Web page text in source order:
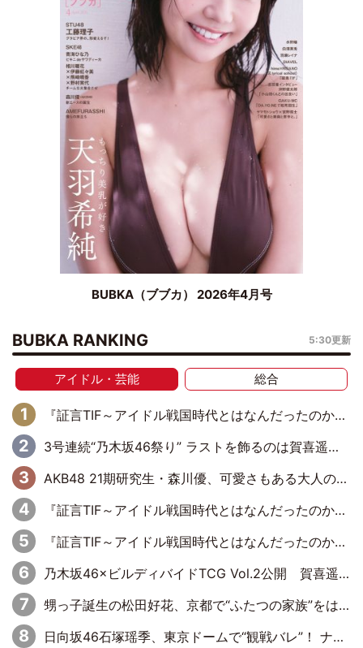
BUBKA（ブブカ） 2026年4月号
BUBKA RANKING 5:30更新
アイドル・芸能 総合
『証言TIF～アイドル戦国時代とはなんだったのか～』第6回：でんぱ組.inc・古川未鈴×相沢梨紗「『ハロプロやりたかったな』って言ったら、夢眠ねむさんに『てめえはでんぱ組．incなんだよ！』って肩パンされて(笑)」
3号連続“乃木坂46祭り” ラストを飾るのは賀喜遥香…5年ぶりの登場に「5年分大人になった私を見ていただけたら」
AKB48 21期研究生・森川優、可愛さもある大人の女性に
『証言TIF～アイドル戦国時代とはなんだったのか～』第11回：私立恵比寿中学・真山りか×安本彩花「TIFで10年ぶりのキョンシーメイクをしたら、場を完全に引かせてしまって。時代が変わったんだなって」
『証言TIF～アイドル戦国時代とはなんだったのか～』第10回：さくら学院・武藤彩未×飯田らうら「正直、中3で辞めるというのを信じてなくて。そう言われてはいたけど、嘘でしょって」
乃木坂46×ビルディバイドTCG Vol.2公開 賀喜遥香＆田村真佑が『京まふ』ステージに登壇
甥っ子誕生の松田好花、京都で“ふたつの家族”をはしご！ “母”黒谷友香に見送られ、“父”松岡昌宏とはハシゴ酒
日向坂46石塚瑶季、東京ドームで“観戦バレ”！ ナイツ・塙も認めた「巨人に詳しすぎるアイドル」は元VENUSスクール生で杉内コーチ推し⁉